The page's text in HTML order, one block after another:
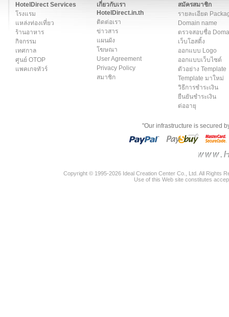
HotelDirect Services
โรงแรม
แหล่งท่องเที่ยว
ร้านอาหาร
กิจกรรม
เทศกาล
ศูนย์ OTOP
แพคเกจทัวร์
เกี่ยวกับเรา
HotelDirect.in.th
ติดต่อเรา
ข่าวสาร
แผนผัง
โฆษณา
User Agreement
Privacy Policy
สมาชิก
สมัครสมาชิก
รายละเอียด
Domain name
ตรวจสอบชื่อ
เว็บโฮสติ้ง
ออกแบบ Logo
ออกแบบเว็บไซต์
ตัวอย่าง Template
Template มาใหม่
วิธีการชำระเงิน
ยืนยันชำระเงิน
ต่ออายุ
"Our infrastructure is secured
Copyright © 1995-2026 Ideal Creation Center Co., Ltd. All Rights
Use of this Web site constitutes